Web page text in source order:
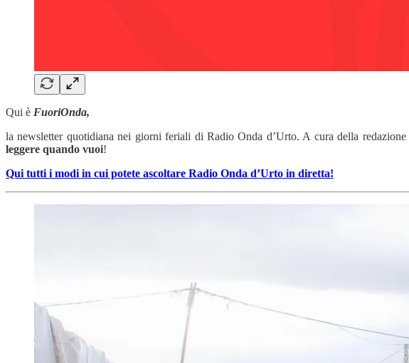
Qui è FuoriOnda,
la newsletter quotidiana nei giorni feriali di Radio Onda d’Urto. A cura della
leggere quando vuoi!
Qui tutti i modi in cui potete ascoltare Radio Onda d’Urto in diretta!